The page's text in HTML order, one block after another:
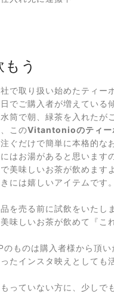
う
で取り扱い始めたティー
でご購入者が増えている
筒で朝、緑茶を入れたが
このVitantonioのティー
ぐだけで簡単に本格的な
はお湯があると思います
美味しいお茶が飲めますよ
には嬉しいアイテムです。
を売る前に試飲をいたし
味しいお茶が飲めて『こ
のものは購入者様から頂い
たインスタ映えとしても
っていない方に、少しで